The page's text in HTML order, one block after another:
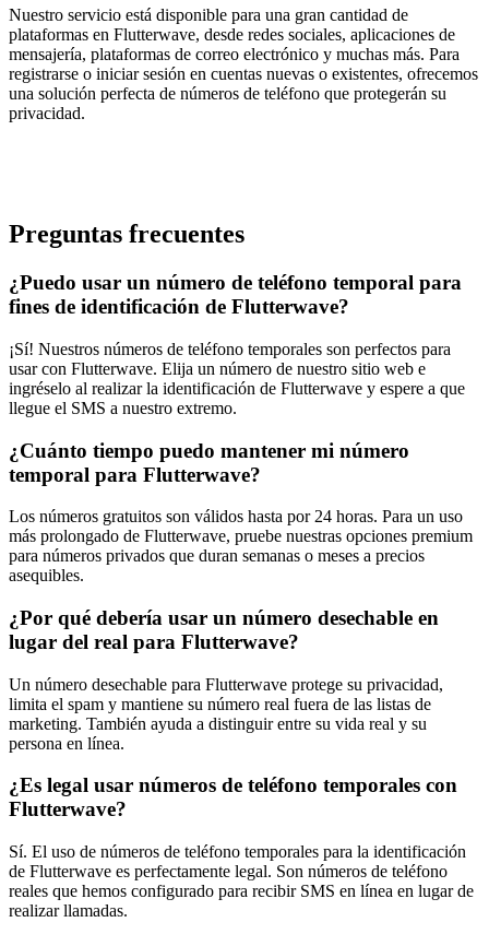
Nuestro servicio está disponible para una gran cantidad de
plataformas en Flutterwave, desde redes sociales, aplicaciones de
mensajería, plataformas de correo electrónico y muchas más. Para
registrarse o iniciar sesión en cuentas nuevas o existentes, ofrecemos
una solución perfecta de números de teléfono que protegerán su
privacidad.
Preguntas frecuentes
¿Puedo usar un número de teléfono temporal para
fines de identificación de Flutterwave?
¡Sí! Nuestros números de teléfono temporales son perfectos para
usar con Flutterwave. Elija un número de nuestro sitio web e
ingréselo al realizar la identificación de Flutterwave y espere a que
llegue el SMS a nuestro extremo.
¿Cuánto tiempo puedo mantener mi número
temporal para Flutterwave?
Los números gratuitos son válidos hasta por 24 horas. Para un uso
más prolongado de Flutterwave, pruebe nuestras opciones premium
para números privados que duran semanas o meses a precios
asequibles.
¿Por qué debería usar un número desechable en
lugar del real para Flutterwave?
Un número desechable para Flutterwave protege su privacidad,
limita el spam y mantiene su número real fuera de las listas de
marketing. También ayuda a distinguir entre su vida real y su
persona en línea.
¿Es legal usar números de teléfono temporales con
Flutterwave?
Sí. El uso de números de teléfono temporales para la identificación
de Flutterwave es perfectamente legal. Son números de teléfono
reales que hemos configurado para recibir SMS en línea en lugar de
realizar llamadas.